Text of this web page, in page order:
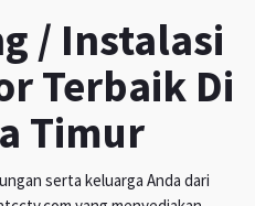
/ Instalasi
Terbaik Di
Timur
serta keluarga Anda dari